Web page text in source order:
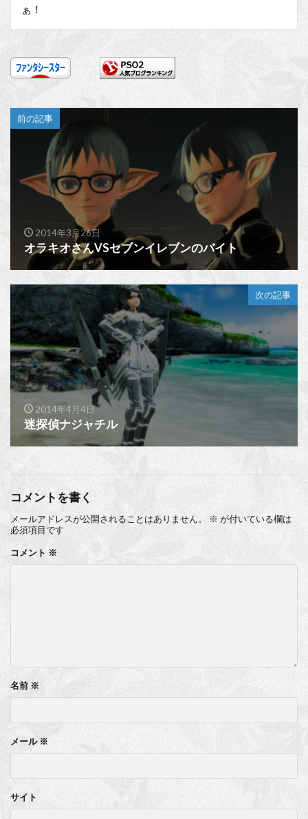
ぁ！
前の記事
2014年3月26日
オラキオさんVSセブンイレブンのバイト
次の記事
2014年4月4日
迷探偵ナジャチル
コメントを書く
メールアドレスが公開されることはありません。 ※ が付いている欄は
必須項目です
コメント ※
名前 ※
メール※
サイト